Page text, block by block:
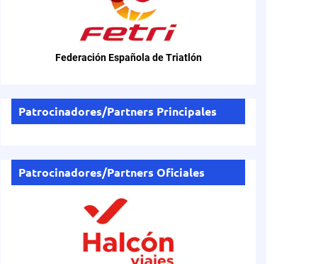
Federación Española de Triatlón
Patrocinadores/Partners Principales
Patrocinadores/Partners Oficiales